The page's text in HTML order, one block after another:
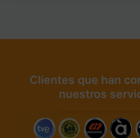
Clientes que han
nuestros